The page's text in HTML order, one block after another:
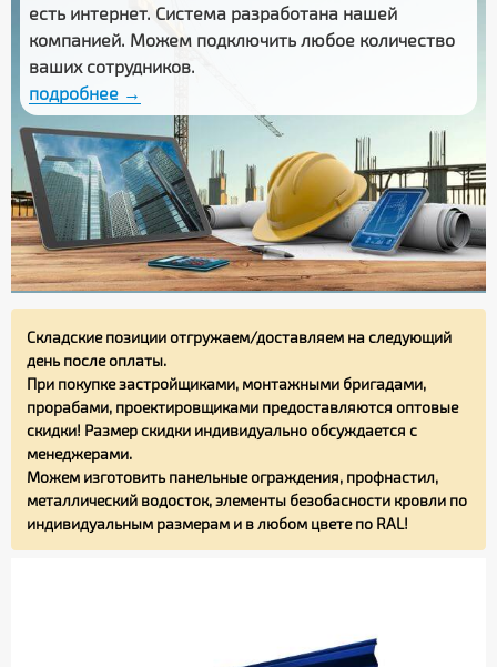
есть интернет. Система разработана нашей
компанией. Можем подключить любое количество
ваших сотрудников.
подробнее →
Складские позиции отгружаем/доставляем на следующий
день после оплаты.
При покупке застройщиками, монтажными бригадами,
прорабами, проектировщиками предоставляются оптовые
скидки! Размер скидки индивидуально обсуждается с
менеджерами.
Можем изготовить панельные ограждения, профнастил,
металлический водосток, элементы безобасности кровли по
индивидуальным размерам и в любом цвете по RAL!